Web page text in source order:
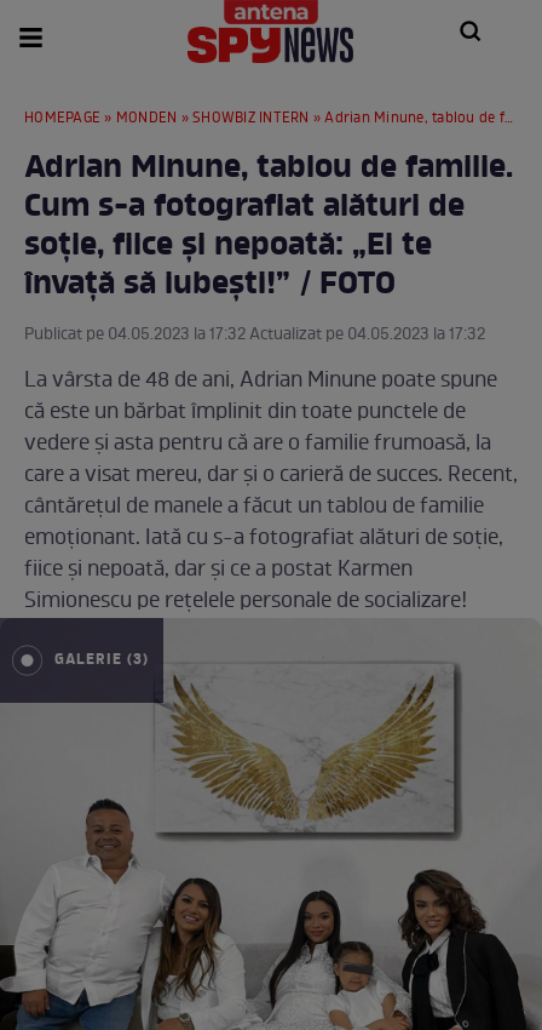
HOMEPAGE » MONDEN »SHOWBIZ INTERN » Adrian Minune, tablou de familie. Cum s-a fotografiat alături de soție, fiice și nepoată: „Ei te învață să iubești!” / FOTO
Adrian Minune, tablou de familie.
Cum s-a fotografiat alături de
soție, fiice și nepoată: „Ei te
învață să iubești!” / FOTO
Publicat pe 04.05.2023 la 17:32 Actualizat pe 04.05.2023 la 17:32
La vârsta de 48 de ani, Adrian Minune poate spune
că este un bărbat împlinit din toate punctele de
vedere și asta pentru că are o familie frumoasă, la
care a visat mereu, dar și o carieră de succes. Recent,
cântărețul de manele a făcut un tablou de familie
emoționant. Iată cu s-a fotografiat alături de soție,
fiice și nepoată, dar și ce a postat Karmen
Simionescu pe rețelele personale de socializare!
GALERIE (3)